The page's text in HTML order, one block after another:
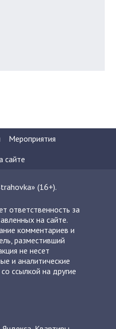
Мероприятия
сайте
(16+).
ответственность за
на сайте.
комментариев и
разместивший
не несет
и аналитические
ссылкой на другие